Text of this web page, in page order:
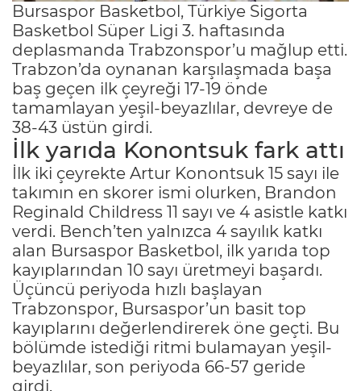
Bursaspor Basketbol, Türkiye Sigorta
Basketbol Süper Ligi 3. haftasında
deplasmanda Trabzonspor’u mağlup etti.
Trabzon’da oynanan karşılaşmada başa
baş geçen ilk çeyreği 17-19 önde
tamamlayan yeşil-beyazlılar, devreye de
38-43 üstün girdi.
İlk yarıda Konontsuk fark attı
İlk iki çeyrekte Artur Konontsuk 15 sayı ile
takımın en skorer ismi olurken, Brandon
Reginald Childress 11 sayı ve 4 asistle katkı
verdi. Bench’ten yalnızca 4 sayılık katkı
alan Bursaspor Basketbol, ilk yarıda top
kayıplarından 10 sayı üretmeyi başardı.
Üçüncü periyoda hızlı başlayan
Trabzonspor, Bursaspor’un basit top
kayıplarını değerlendirerek öne geçti. Bu
bölümde istediği ritmi bulamayan yeşil-
beyazlılar, son periyoda 66-57 geride
girdi.